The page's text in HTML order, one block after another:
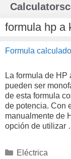
Saltar
contenido
formula hp a
Formula
La formula de HP
pueden ser
de esta formula
de potencia. Con
manualmente de
opción de utilizar
Categorías
Eléctrica